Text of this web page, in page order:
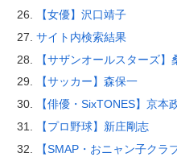
【女優】沢口靖子
サイト内検索結果
【サザンオールスターズ
【サッカー】森保一
【俳優・SixTONES】京本
【プロ野球】新庄剛志
【SMAP・おニャン子ク